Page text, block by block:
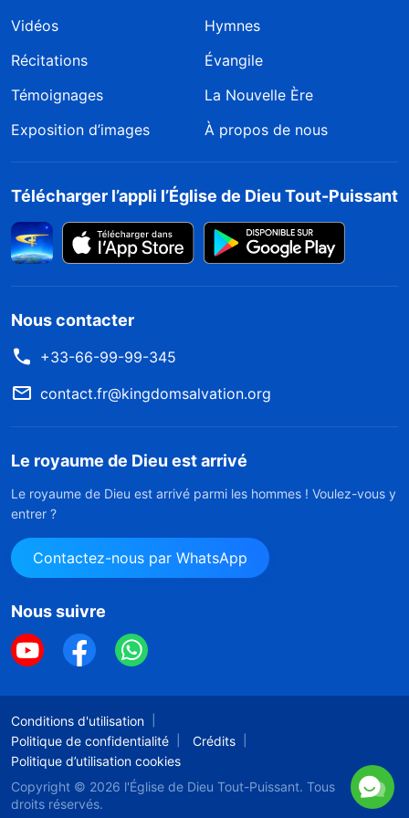
Vidéos
Hymnes
Récitations
Évangile
Témoignages
La Nouvelle Ère
Exposition d’images
À propos de nous
Télécharger l’appli l’Église de Dieu Tout-Puissant
Nous contacter
+33-66-99-99-345
contact.fr@kingdomsalvation.org
Le royaume de Dieu est arrivé
Le royaume de Dieu est arrivé parmi les hommes ! Voulez-vous y
entrer ?
Contactez-nous par WhatsApp
Nous suivre
Conditions d'utilisation
Politique de confidentialité
Crédits
Politique d’utilisation cookies
Copyright © 2026 l'Église de Dieu Tout-Puissant. Tous
droits réservés.